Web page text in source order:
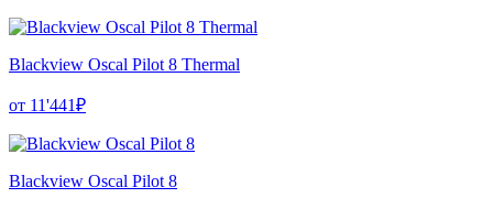
Blackview Oscal Pilot 8 Thermal
от 11'441₽
Blackview Oscal Pilot 8